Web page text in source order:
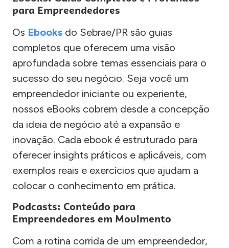
para Empreendedores
Os Ebooks do Sebrae/PR são guias
completos que oferecem uma visão
aprofundada sobre temas essenciais para o
sucesso do seu negócio. Seja você um
empreendedor iniciante ou experiente,
nossos eBooks cobrem desde a concepção
da ideia de negócio até a expansão e
inovação. Cada ebook é estruturado para
oferecer insights práticos e aplicáveis, com
exemplos reais e exercícios que ajudam a
colocar o conhecimento em prática.
Podcasts: Conteúdo para
Empreendedores em Movimento
Com a rotina corrida de um empreendedor,